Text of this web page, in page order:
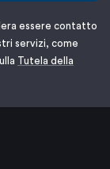
essere contatto
servizi, come
Tutela della